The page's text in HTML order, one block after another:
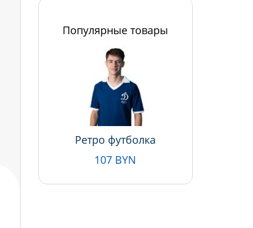
Популярные товары
Ретро футболка
107 BYN